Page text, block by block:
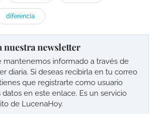
diferencia
nuestra newsletter
mantenemos informado a través de
diaria. Si deseas recibirla en tu correo
que registrarte como usuario
en este enlace. Es un servicio
de LucenaHoy.